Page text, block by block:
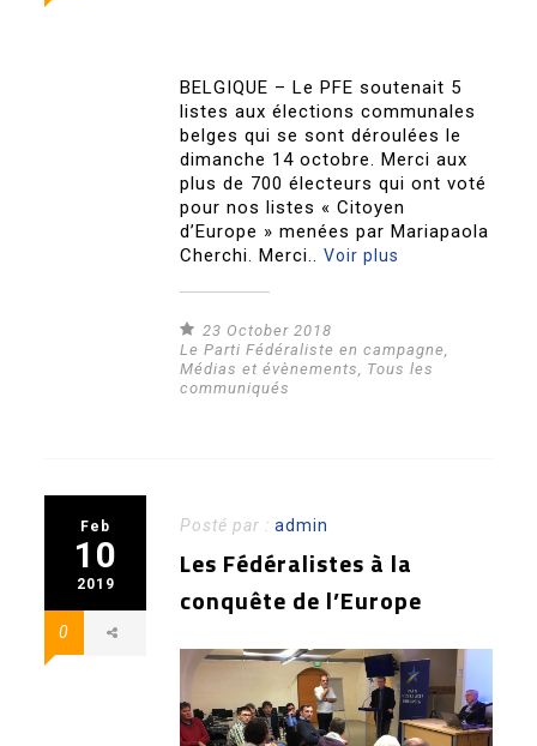
BELGIQUE – Le PFE soutenait 5
listes aux élections communales
belges qui se sont déroulées le
dimanche 14 octobre. Merci aux
plus de 700 électeurs qui ont voté
pour nos listes « Citoyen
d’Europe » menées par Mariapaola
Cherchi. Merci..Voir plus
23 October 2018
Le Parti Fédéraliste en campagne,
Médias et évènements, Tous les
communiqués
Feb
10
2019
0
Posté par :admin
Les Fédéralistes à la
conquête de l’Europe